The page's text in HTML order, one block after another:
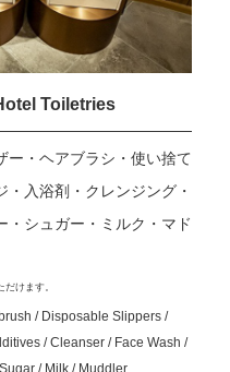
Toiletries
ー・ヘアブラシ・使い捨て
入浴剤・クレンジング・
・シュガー・ミルク・マド
けます。
/ Disposable Slippers /
/ Cleanser / Face Wash /
/ Milk / Muddler